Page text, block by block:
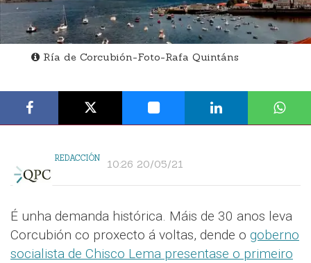
Ría de Corcubión-Foto-Rafa Quintáns
REDACCIÓN 10:26 20/05/21
É unha demanda histórica. Máis de 30 anos leva
Corcubión co proxecto á voltas, dende o goberno
socialista de Chisco Lema presentase o primeiro